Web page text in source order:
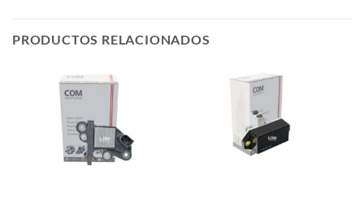
PRODUCTOS RELACIONADOS